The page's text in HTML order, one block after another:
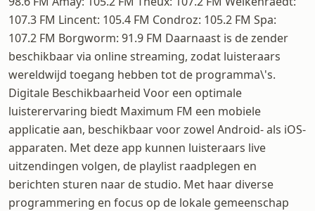
107.3 FM Lincent: 105.4 FM Condroz: 105.2 FM Spa:
107.2 FM Borgworm: 91.9 FM Daarnaast is de zender
beschikbaar via online streaming, zodat luisteraars
wereldwijd toegang hebben tot de programma\'s.
Digitale Beschikbaarheid Voor een optimale
luisterervaring biedt Maximum FM een mobiele
applicatie aan, beschikbaar voor zowel Android- als iOS-
apparaten. Met deze app kunnen luisteraars live
uitzendingen volgen, de playlist raadplegen en
berichten sturen naar de studio. Met haar diverse
programmering en focus op de lokale gemeenschap